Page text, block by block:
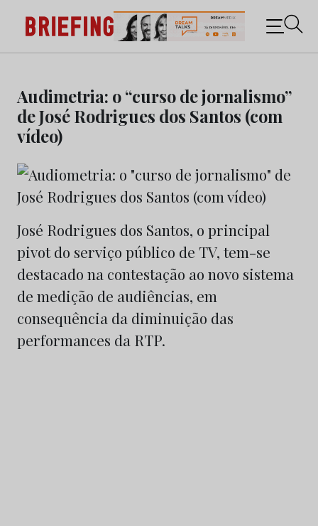
content
Briefing: Todas as notícias sobre os negócios do
Marketing e da Publicidade
Audimetria: o “curso de jornalismo”
de José Rodrigues dos Santos (com
vídeo)
José Rodrigues dos Santos, o principal
pivot do serviço público de TV, tem-se
destacado na contestação ao novo sistema
de medição de audiências, em
consequência da diminuição das
performances da RTP.